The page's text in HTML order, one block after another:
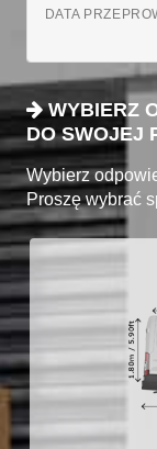
DATA
WYBIERZ
DO SWOJEJ
Wybierz
Proszę wybrać